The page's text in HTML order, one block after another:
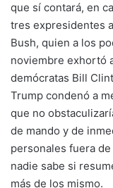
que sí contará, en
tres expresidentes
Bush, quien a los
noviembre exhortó
demócratas Bill
Trump condenó a
que no
de mando y de
personales fuera de
nadie sabe si
más de los mismo.